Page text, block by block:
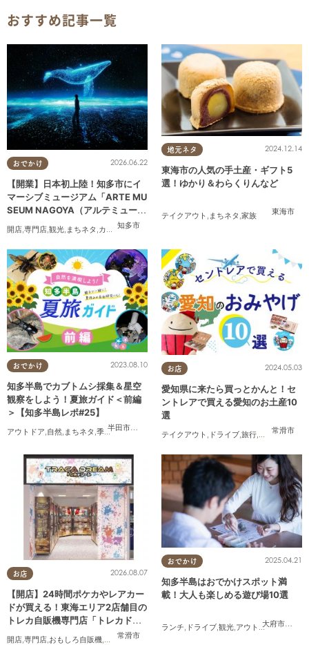
おすすめ記事一覧
おでかけ
知多市
2026.06.22
【開業】日本初上陸！知多市にイ
マーシブミュージアム「ARTE MU
SEUM NAGOYA（アルテミュージ
アムナゴヤ）」が2026年11月下旬
にオープン
開店,専門店,観光, まちネタ ,カップル ,友人
地元ネタ
東海市
2024.12.14
東海市の人気の手土産・ギフト5
選！ゆかり＆わらくりんなど
テイクアウト , まちネタ ,家族
おでかけ
半田市
,武豊町
2023.08.10
知多半島でカブトムシ採集＆星空
観察をしよう！夏旅ガイド＜前編
＞【知多半島レポ#25】
アウトドア 自然 まちネタ 季節ネタ , 親子 ,知多半島レポ
お店
常滑市
2024.05.03
愛知県に来たら買っとかんと！セ
ントレアで買える愛知のお土産10
選
テイクアウト ドライブ 旅行 観光,家族,
お店
常滑市
2026.08.07
【開店】24時間ポケカやレアカー
ドが買える！東海エリア2店舗目の
トレカ自販機専門店「トレカドリ
ーム」が常滑市に8/7(金)オープン
開店 専門店 おもしろ自販機 カップル,おひとりさま
おでかけ
大府市東浦
2025.04.21
知多半島はおでかけスポット満
載！大人も楽しめる遊び場10選
ランチ, ドライブ,観光,アウトドア , 親子,